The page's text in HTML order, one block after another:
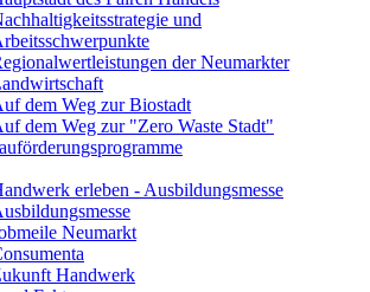
und
der Neumarkter
dem Weg zur Biostadt
dem Weg zur "Zero Waste Stadt"
erleben - Ausbildungsmesse
Neumarkt
Handwerk